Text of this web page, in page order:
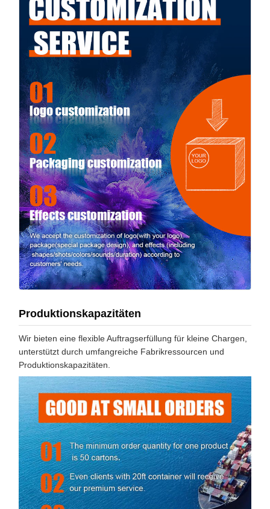
Produktionskapazitäten
Wir bieten eine flexible Auftragserfüllung für kleine Chargen,
unterstützt durch umfangreiche Fabrikressourcen und
Produktionskapazitäten.